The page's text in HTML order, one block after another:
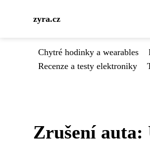
zyra.cz
Chytré hodinky a wearables
Recenze a testy elektroniky
Zrušení auta: